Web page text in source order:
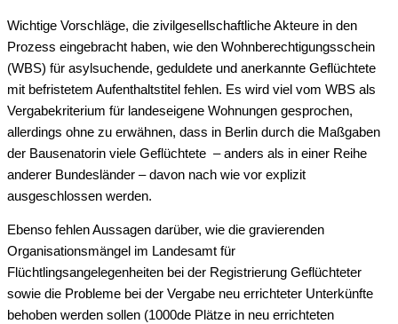
Wichtige Vorschläge, die zivilgesellschaftliche Akteure in den
Prozess eingebracht haben, wie den Wohnberechtigungsschein
(WBS) für asylsuchende, geduldete und anerkannte Geflüchtete
mit befristetem Aufenthaltstitel fehlen. Es wird viel vom WBS als
Vergabekriterium für landeseigene Wohnungen gesprochen,
allerdings ohne zu erwähnen, dass in Berlin durch die Maßgaben
der Bausenatorin viele Geflüchtete – anders als in einer Reihe
anderer Bundesländer – davon nach wie vor explizit
ausgeschlossen werden.
Ebenso fehlen Aussagen darüber, wie die gravierenden
Organisationsmängel im Landesamt für
Flüchtlingsangelegenheiten bei der Registrierung Geflüchteter
sowie die Probleme bei der Vergabe neu errichteter Unterkünfte
behoben werden sollen (1000de Plätze in neu errichteten